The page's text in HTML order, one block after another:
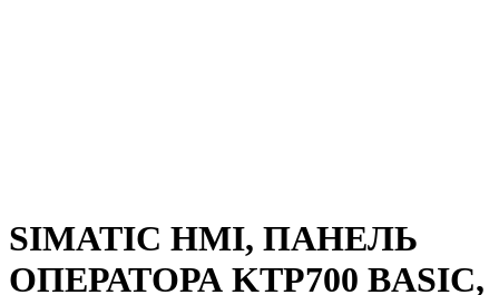
SIMATIC HMI, ПАНЕЛЬ
ОПЕРАТОРА KTP700 BASIC,